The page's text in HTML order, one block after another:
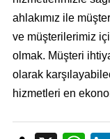
ahlakımız ile
ve müşterilerimiz
olmak. Müşteri
olarak
hizmetleri en